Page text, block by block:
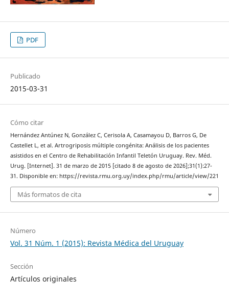
PDF
Publicado
2015-03-31
Cómo citar
Hernández Antúnez N, González C, Cerisola A, Casamayou D, Barros G, De
Castellet L, et al. Artrogriposis múltiple congénita: Análisis de los pacientes
asistidos en el Centro de Rehabilitación Infantil Teletón Uruguay. Rev. Méd.
Urug. [Internet]. 31 de marzo de 2015 [citado 8 de agosto de 2026];31(1):27-
31. Disponible en: https://revista.rmu.org.uy/index.php/rmu/article/view/221
Más formatos de cita
Número
Vol. 31 Núm. 1 (2015): Revista Médica del Uruguay
Sección
Artículos originales